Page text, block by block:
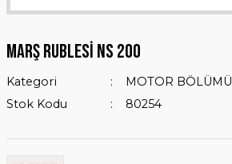
MARŞ RUBLESİ NS 200
Kategori
MOTOR BÖLÜMÜ
Stok Kodu
80254